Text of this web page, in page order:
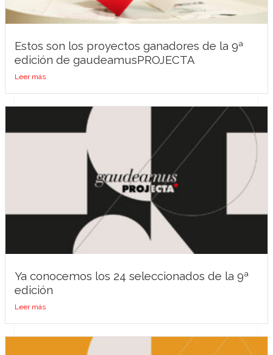
Estos son los proyectos ganadores de la 9ª
edición de gaudeamusPROJECTA
Leer más
Ya conocemos los 24 seleccionados de la 9ª
edición
Leer más